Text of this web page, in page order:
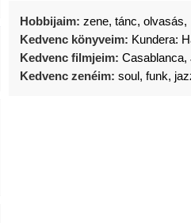
Hobbijaim: zene, tánc,
Kedvenc könyveim: Kundera:
Kedvenc filmjeim:
Kedvenc zenéim: soul, funk,